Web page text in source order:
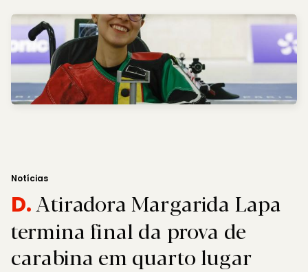
Notícias
D.Atiradora Margarida Lapa
termina final da prova de
carabina em quarto lugar